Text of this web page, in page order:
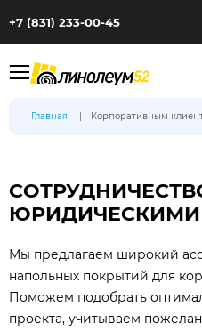
+7 (831) 233-00-45
Главная Корпоративным
Мы предлагаем широкий
напольных покрытий для
Поможем подобрать
проекта, учитываем